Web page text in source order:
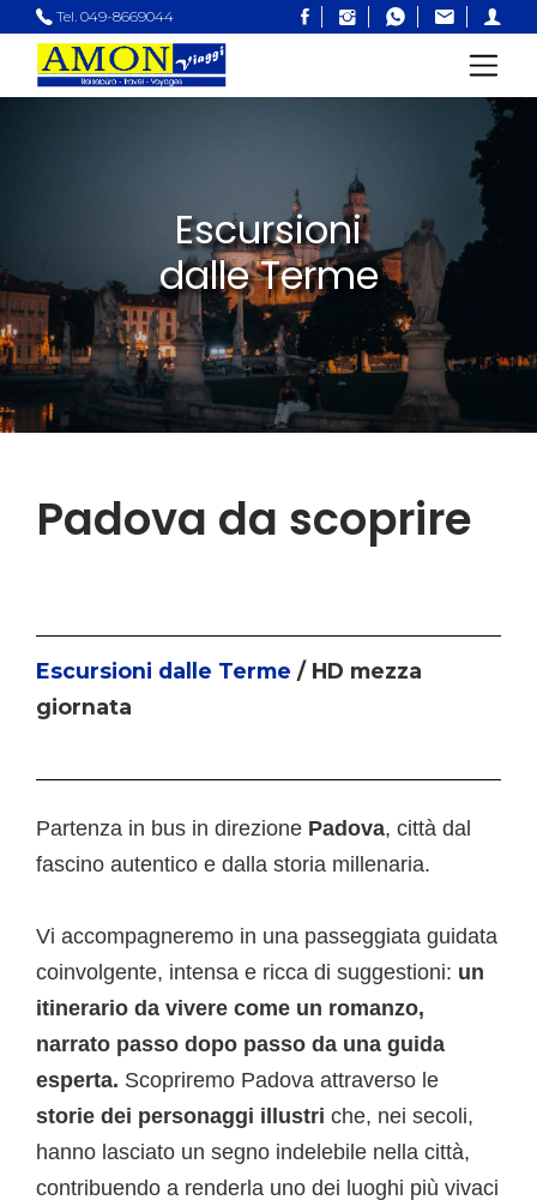
Tel. 049-8669044
Escursioni
dalle Terme
Padova da scoprire
Escursioni dalle Terme / HD mezza
giornata
Partenza in bus in direzione Padova, città dal
fascino autentico e dalla storia millenaria.
Vi accompagneremo in una passeggiata guidata
coinvolgente, intensa e ricca di suggestioni: un
itinerario da vivere come un romanzo,
narrato passo dopo passo da una guida
esperta. Scopriremo Padova attraverso le
storie dei personaggi illustri che, nei secoli,
hanno lasciato un segno indelebile nella città,
contribuendo a renderla uno dei luoghi più vivaci